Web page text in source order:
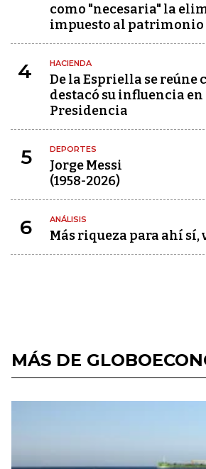
como "necesaria" la
impuesto al patrimonio
4 HACIENDA
De la Espriella se reúne
destacó su influencia en
Presidencia
5 DEPORTES
Jorge Messi
(1958-2026)
6 ANÁLISIS
Más riqueza para ahí sí,
MÁS DE